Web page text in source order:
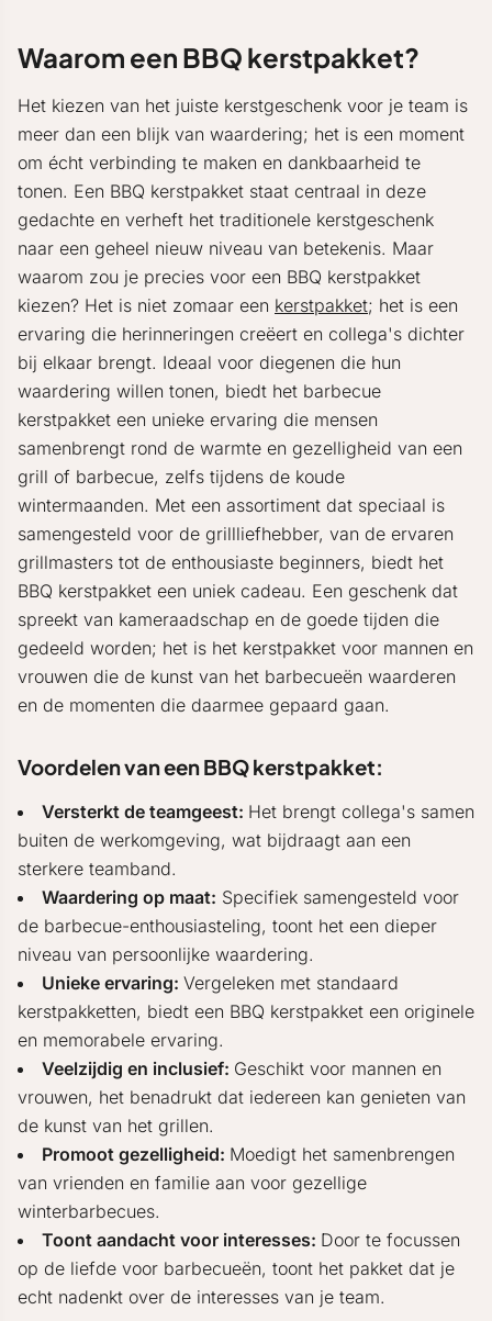
Waarom een BBQ kerstpakket?
Het kiezen van het juiste kerstgeschenk voor je team is
meer dan een blijk van waardering; het is een moment
om écht verbinding te maken en dankbaarheid te
tonen. Een BBQ kerstpakket staat centraal in deze
gedachte en verheft het traditionele kerstgeschenk
naar een geheel nieuw niveau van betekenis. Maar
waarom zou je precies voor een BBQ kerstpakket
kiezen? Het is niet zomaar een kerstpakket; het is een
ervaring die herinneringen creëert en collega's dichter
bij elkaar brengt. Ideaal voor diegenen die hun
waardering willen tonen, biedt het barbecue
kerstpakket een unieke ervaring die mensen
samenbrengt rond de warmte en gezelligheid van een
grill of barbecue, zelfs tijdens de koude
wintermaanden. Met een assortiment dat speciaal is
samengesteld voor de grillliefhebber, van de ervaren
grillmasters tot de enthousiaste beginners, biedt het
BBQ kerstpakket een uniek cadeau. Een geschenk dat
spreekt van kameraadschap en de goede tijden die
gedeeld worden; het is het kerstpakket voor mannen en
vrouwen die de kunst van het barbecueën waarderen
en de momenten die daarmee gepaard gaan.
Voordelen van een BBQ kerstpakket:
Versterkt de teamgeest: Het brengt collega's samen
buiten de werkomgeving, wat bijdraagt aan een
sterkere teamband.
Waardering op maat: Specifiek samengesteld voor
de barbecue-enthousiasteling, toont het een dieper
niveau van persoonlijke waardering.
Unieke ervaring: Vergeleken met standaard
kerstpakketten, biedt een BBQ kerstpakket een originele
en memorabele ervaring.
Veelzijdig en inclusief: Geschikt voor mannen en
vrouwen, het benadrukt dat iedereen kan genieten van
de kunst van het grillen.
Promoot gezelligheid: Moedigt het samenbrengen
van vrienden en familie aan voor gezellige
winterbarbecues.
Toont aandacht voor interesses: Door te focussen
op de liefde voor barbecueën, toont het pakket dat je
echt nadenkt over de interesses van je team.